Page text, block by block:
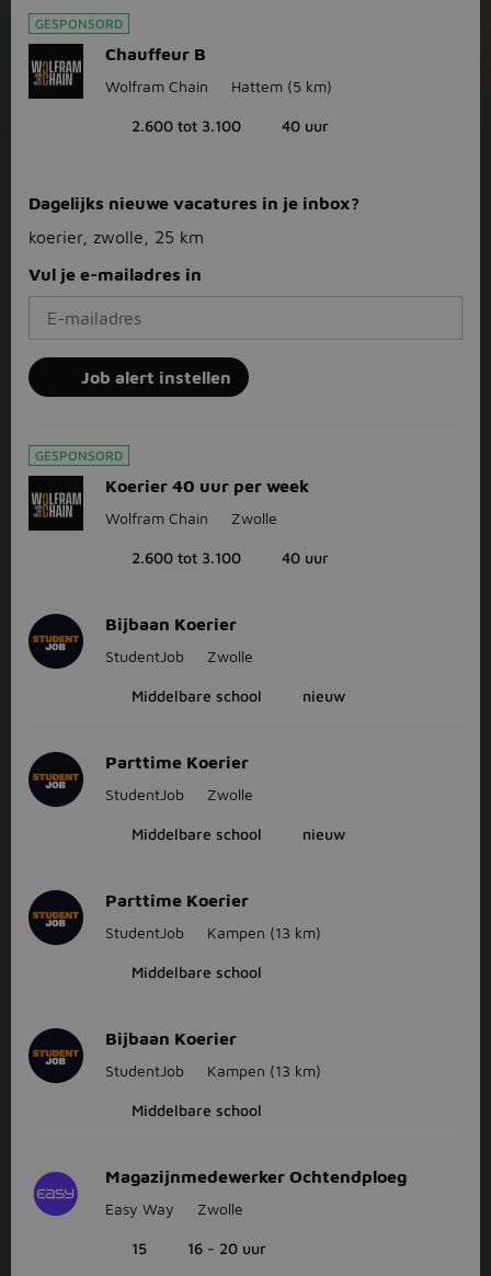
GESPONSORD
Chauffeur B
Wolfram Chain Hattem (5 km)
2.600 tot 3.100 40 uur
Dagelijks nieuwe vacatures in je inbox?
koerier, zwolle, 25 km
Vul je e-mailadres in
Job alert instellen
GESPONSORD
Koerier 40 uur per week
Wolfram Chain Zwolle
2.600 tot 3.100 40 uur
Bijbaan Koerier
StudentJob Zwolle
Middelbare school nieuw
Parttime Koerier
StudentJob Zwolle
Middelbare school nieuw
Parttime Koerier
StudentJob Kampen (13 km)
Middelbare school
Bijbaan Koerier
StudentJob Kampen (13 km)
Middelbare school
Magazijnmedewerker Ochtendploeg
Easy Way Zwolle
15 16 - 20 uur